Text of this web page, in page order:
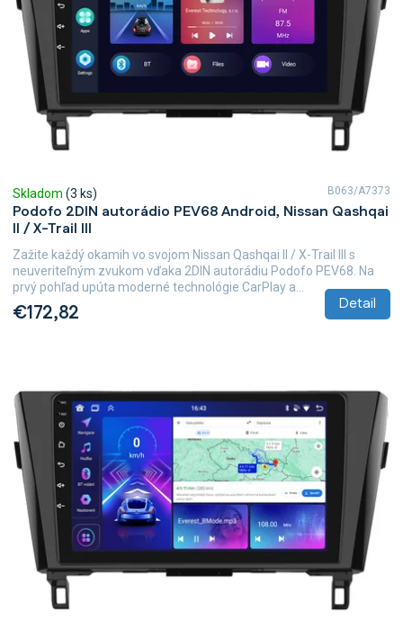
Podofo 2DIN autorádio PEV68 Android, Nissan Qashqai
II / X-Trail III
Skladom (3 ks)
€172,82 Detail
Zažite každý okamih vo svojom Nissan Qashqai II / X-Trail III s
neuveriteľným zvukom vďaka 2DIN autorádiu Podofo PEV68. Na
prvý pohľad upúta moderné technológie CarPlay a...
B063/A7373